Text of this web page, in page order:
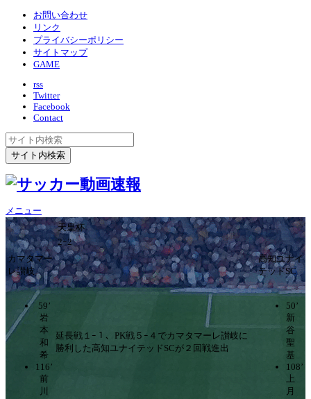
お問い合わせ
リンク
プライバシーポリシー
サイトマップ
GAME
rss
Twitter
Facebook
Contact
メニュー
天皇杯
2ｰ2
カマタマー
レ讃岐
延長戦１ｰ１、PK戦５ｰ４でカマタマーレ讃岐に
勝利した高知ユナイテッドSCが２回戦進出
高知ユナイ
テッドSC
59’
岩
本
和
希
116’
前
川
50’
新
谷
聖
基
108’
上
月